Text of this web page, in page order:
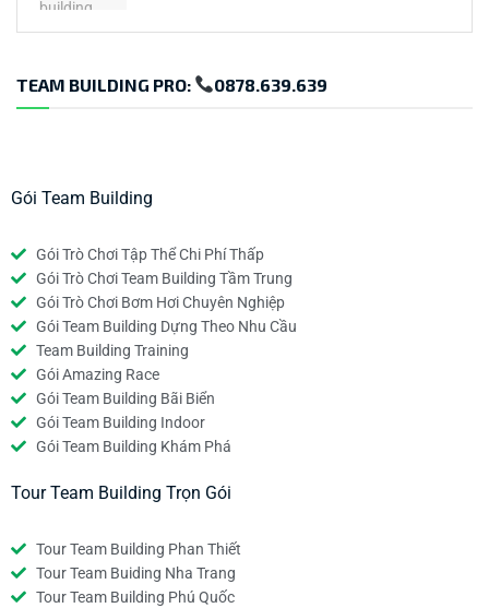
TEAM BUILDING PRO: 0878.639.639
Gói Team Building
Gói Trò Chơi Tập Thể Chi Phí Thấp
Gói Trò Chơi Team Building Tầm Trung
Gói Trò Chơi Bơm Hơi Chuyên Nghiệp
Gói Team Building Dựng Theo Nhu Cầu
Team Building Training
Gói Amazing Race
Gói Team Building Bãi Biển
Gói Team Building Indoor
Gói Team Building Khám Phá
Tour Team Building Trọn Gói
Tour Team Building Phan Thiết
Tour Team Buiding Nha Trang
Tour Team Building Phú Quốc